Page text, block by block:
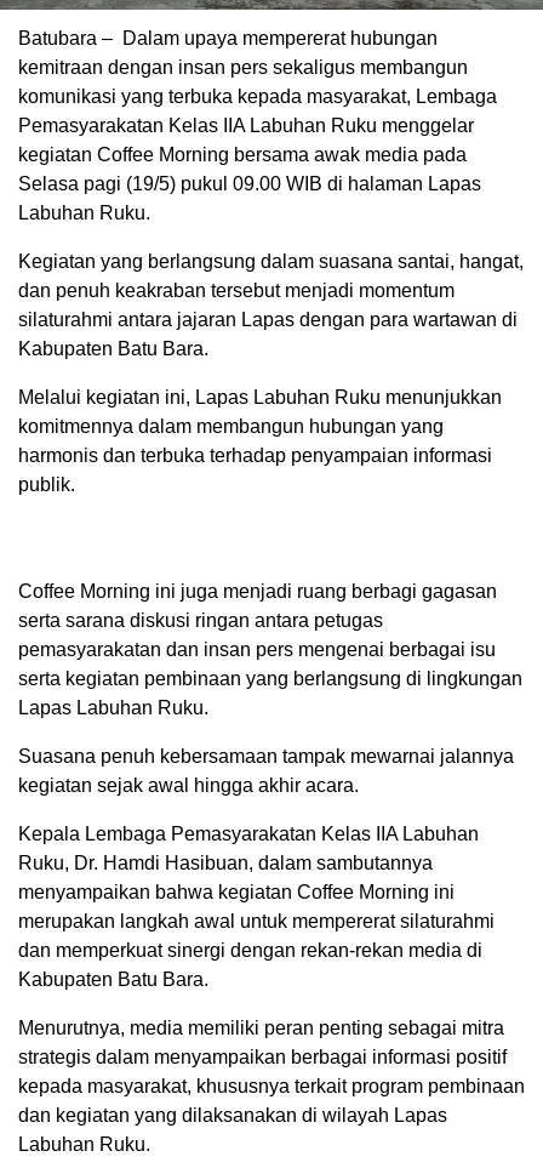
Batubara – Dalam upaya mempererat hubungan
kemitraan dengan insan pers sekaligus membangun
komunikasi yang terbuka kepada masyarakat, Lembaga
Pemasyarakatan Kelas IIA Labuhan Ruku menggelar
kegiatan Coffee Morning bersama awak media pada
Selasa pagi (19/5) pukul 09.00 WIB di halaman Lapas
Labuhan Ruku.
Kegiatan yang berlangsung dalam suasana santai, hangat,
dan penuh keakraban tersebut menjadi momentum
silaturahmi antara jajaran Lapas dengan para wartawan di
Kabupaten Batu Bara.
Melalui kegiatan ini, Lapas Labuhan Ruku menunjukkan
komitmennya dalam membangun hubungan yang
harmonis dan terbuka terhadap penyampaian informasi
publik.
Coffee Morning ini juga menjadi ruang berbagi gagasan
serta sarana diskusi ringan antara petugas
pemasyarakatan dan insan pers mengenai berbagai isu
serta kegiatan pembinaan yang berlangsung di lingkungan
Lapas Labuhan Ruku.
Suasana penuh kebersamaan tampak mewarnai jalannya
kegiatan sejak awal hingga akhir acara.
Kepala Lembaga Pemasyarakatan Kelas IIA Labuhan
Ruku, Dr. Hamdi Hasibuan, dalam sambutannya
menyampaikan bahwa kegiatan Coffee Morning ini
merupakan langkah awal untuk mempererat silaturahmi
dan memperkuat sinergi dengan rekan-rekan media di
Kabupaten Batu Bara.
Menurutnya, media memiliki peran penting sebagai mitra
strategis dalam menyampaikan berbagai informasi positif
kepada masyarakat, khususnya terkait program pembinaan
dan kegiatan yang dilaksanakan di wilayah Lapas
Labuhan Ruku.